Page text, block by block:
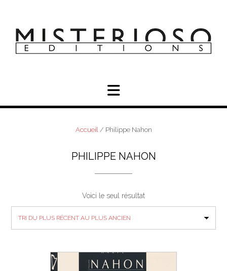
Accueil/ Philippe Nahon
PHILIPPE NAHON
Voici le seul résultat